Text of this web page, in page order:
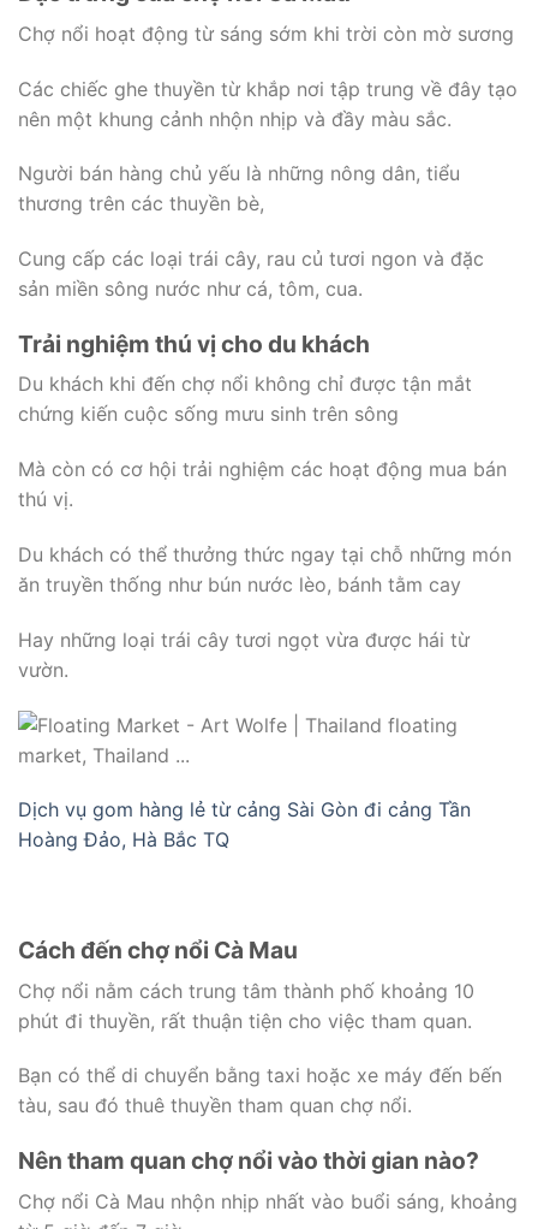
Chợ nổi hoạt động từ sáng sớm khi trời còn mờ sương
Các chiếc ghe thuyền từ khắp nơi tập trung về đây tạo
nên một khung cảnh nhộn nhịp và đầy màu sắc.
Người bán hàng chủ yếu là những nông dân, tiểu
thương trên các thuyền bè,
Cung cấp các loại trái cây, rau củ tươi ngon và đặc
sản miền sông nước như cá, tôm, cua.
Trải nghiệm thú vị cho du khách
Du khách khi đến chợ nổi không chỉ được tận mắt
chứng kiến cuộc sống mưu sinh trên sông
Mà còn có cơ hội trải nghiệm các hoạt động mua bán
thú vị.
Du khách có thể thưởng thức ngay tại chỗ những món
ăn truyền thống như bún nước lèo, bánh tằm cay
Hay những loại trái cây tươi ngọt vừa được hái từ
vườn.
Dịch vụ gom hàng lẻ từ cảng Sài Gòn đi cảng Tần
Hoàng Đảo, Hà Bắc TQ
Cách đến chợ nổi Cà Mau
Chợ nổi nằm cách trung tâm thành phố khoảng 10
phút đi thuyền, rất thuận tiện cho việc tham quan.
Bạn có thể di chuyển bằng taxi hoặc xe máy đến bến
tàu, sau đó thuê thuyền tham quan chợ nổi.
Nên tham quan chợ nổi vào thời gian nào?
Chợ nổi Cà Mau nhộn nhịp nhất vào buổi sáng, khoảng